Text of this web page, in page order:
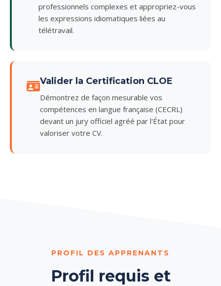
professionnels complexes et appropriez-vous
les expressions idiomatiques liées au
télétravail.
Valider la Certification CLOE
Démontrez de façon mesurable vos
compétences en langue française (CECRL)
devant un jury officiel agréé par l'État pour
valoriser votre CV.
PROFIL DES APPRENANTS
Profil requis et